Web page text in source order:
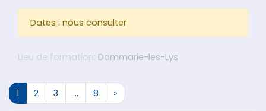
Dates : nous consulter
Lieu de formation: Dammarie-les-Lys
Navigation dans les articles
1 2 3 … 8 »